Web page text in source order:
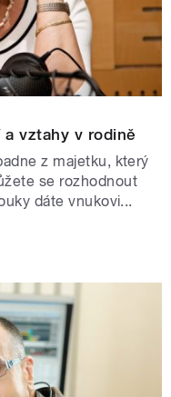
vztahy v rodině
z majetku, který
se rozhodnout
dáte vnukovi...